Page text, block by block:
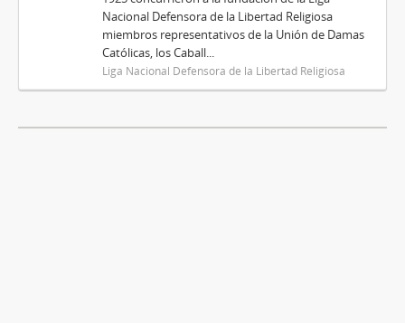
Nacional Defensora de la Libertad Religiosa
miembros representativos de la Unión de Damas
Católicas, los Caball...
Liga Nacional Defensora de la Libertad Religiosa